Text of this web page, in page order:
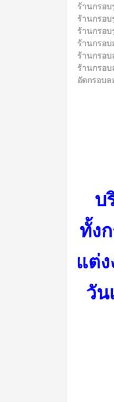
ร้านกรอ
ร้านกรอ
ร้านกรอ
ร้านกรอ
ร้านกรอ
ร้านกรอ
อัดกรอบล
บ
ทั้ง
แต่
วัน